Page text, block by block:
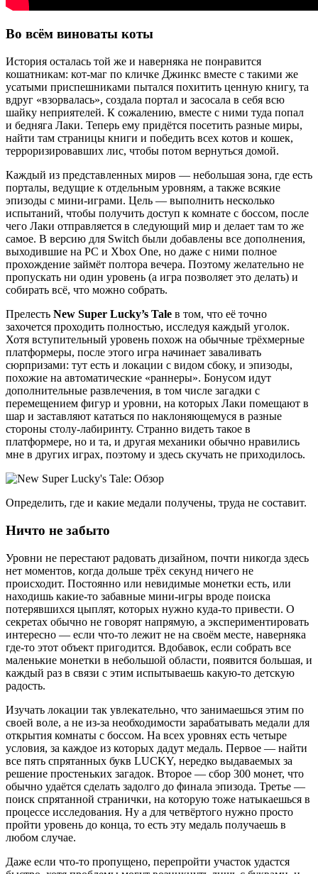
Во всём виноваты коты
История осталась той же и наверняка не понравится
кошатникам: кот-маг по кличке Джинкс вместе с такими же
усатыми приспешниками пытался похитить ценную книгу, та
вдруг «взорвалась», создала портал и засосала в себя всю
шайку неприятелей. К сожалению, вместе с ними туда попал
и бедняга Лаки. Теперь ему придётся посетить разные миры,
найти там страницы книги и победить всех котов и кошек,
терроризировавших лис, чтобы потом вернуться домой.
Каждый из представленных миров — небольшая зона, где есть
порталы, ведущие к отдельным уровням, а также всякие
эпизоды с мини-играми. Цель — выполнить несколько
испытаний, чтобы получить доступ к комнате с боссом, после
чего Лаки отправляется в следующий мир и делает там то же
самое. В версию для Switch были добавлены все дополнения,
выходившие на PC и Xbox One, но даже с ними полное
прохождение займёт полтора вечера. Поэтому желательно не
пропускать ни один уровень (а игра позволяет это делать) и
собирать всё, что можно собрать.
Прелесть New Super Lucky’s Tale в том, что её точно
захочется проходить полностью, исследуя каждый уголок.
Хотя вступительный уровень похож на обычные трёхмерные
платформеры, после этого игра начинает заваливать
сюрпризами: тут есть и локации с видом сбоку, и эпизоды,
похожие на автоматические «раннеры». Бонусом идут
дополнительные развлечения, в том числе загадки с
перемещением фигур и уровни, на которых Лаки помещают в
шар и заставляют кататься по наклоняющемуся в разные
стороны столу-лабиринту. Странно видеть такое в
платформере, но и та, и другая механики обычно нравились
мне в других играх, поэтому и здесь скучать не приходилось.
Определить, где и какие медали получены, труда не составит.
Ничто не забыто
Уровни не перестают радовать дизайном, почти никогда здесь
нет моментов, когда дольше трёх секунд ничего не
происходит. Постоянно или невидимые монетки есть, или
находишь какие-то забавные мини-игры вроде поиска
потерявшихся цыплят, которых нужно куда-то привести. О
секретах обычно не говорят напрямую, а экспериментировать
интересно — если что-то лежит не на своём месте, наверняка
где-то этот объект пригодится. Вдобавок, если собрать все
маленькие монетки в небольшой области, появится большая, и
каждый раз в связи с этим испытываешь какую-то детскую
радость.
Изучать локации так увлекательно, что занимаешься этим по
своей воле, а не из-за необходимости зарабатывать медали для
открытия комнаты с боссом. На всех уровнях есть четыре
условия, за каждое из которых дадут медаль. Первое — найти
все пять спрятанных букв LUCKY, нередко выдаваемых за
решение простеньких загадок. Второе — сбор 300 монет, что
обычно удаётся сделать задолго до финала эпизода. Третье —
поиск спрятанной странички, на которую тоже натыкаешься в
процессе исследования. Ну а для четвёртого нужно просто
пройти уровень до конца, то есть эту медаль получаешь в
любом случае.
Даже если что-то пропущено, перепройти участок удастся